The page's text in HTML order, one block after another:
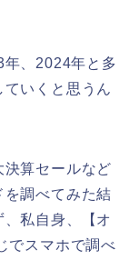
、2024年と多
いくと思うん
算セールなど
調べてみた結
私自身、【オ
でスマホで調べ